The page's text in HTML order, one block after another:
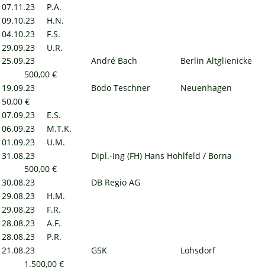
07.11.23
P.A.
09.10.23
H.N.
04.10.23
F.S.
29.09.23
U.R.
25.09.23
André Bach
Berlin Altglienicke
500,00 €
19.09.23
Bodo Teschner
Neuenhagen
50,00 €
07.09.23
E.S.
06.09.23
M.T.K.
01.09.23
U.M.
31.08.23
Dipl.-Ing (FH) Hans Hohlfeld / Borna
500,00 €
30.08.23
DB Regio AG
29.08.23
H.M.
29.08.23
F.R.
28.08.23
A.F.
28.08.23
P.R.
21.08.23
GSK
Lohsdorf
1.500,00 €